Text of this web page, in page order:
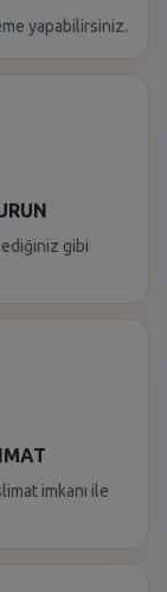
yapabilirsiniz.
gibi
imkanı ile